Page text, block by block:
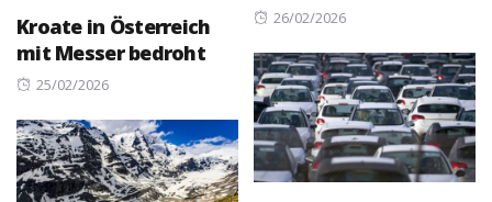
Posted
26/02/2026
Kroate in Österreich
mit Messer bedroht
Posted
25/02/2026